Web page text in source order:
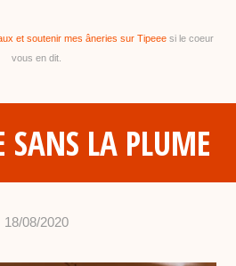
et soutenir mes âneries sur Tipeeesi le coeur
vous en dit.
SANS LA PLUME
18/08/2020